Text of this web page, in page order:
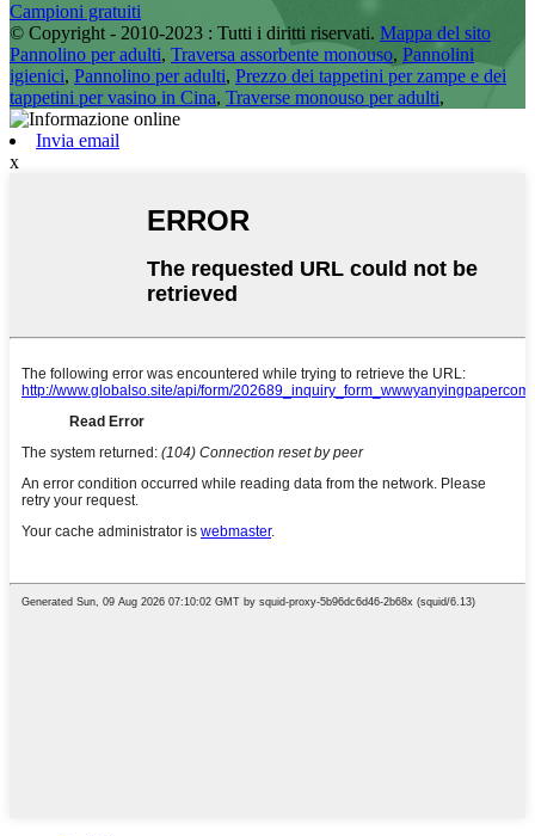
Campioni gratuiti
© Copyright - 2010-2023 : Tutti i diritti riservati. Mappa del sito
Pannolino per adulti, Traversa assorbente monouso, Pannolini
igienici, Pannolino per adulti, Prezzo dei tappetini per zampe e dei
tappetini per vasino in Cina, Traverse monouso per adulti,
Invia email
x